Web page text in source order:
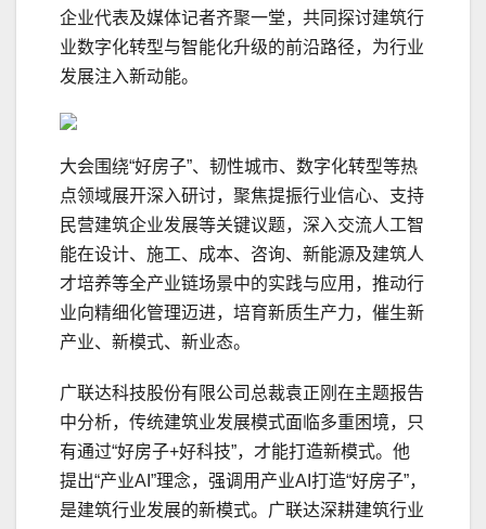
企业代表及媒体记者齐聚一堂，共同探讨建筑行
业数字化转型与智能化升级的前沿路径，为行业
发展注入新动能。
大会围绕“好房子”、韧性城市、数字化转型等热
点领域展开深入研讨，聚焦提振行业信心、支持
民营建筑企业发展等关键议题，深入交流人工智
能在设计、施工、成本、咨询、新能源及建筑人
才培养等全产业链场景中的实践与应用，推动行
业向精细化管理迈进，培育新质生产力，催生新
产业、新模式、新业态。
广联达科技股份有限公司总裁袁正刚在主题报告
中分析，传统建筑业发展模式面临多重困境，只
有通过“好房子+好科技”，才能打造新模式。他
提出“产业AI”理念，强调用产业AI打造“好房子”，
是建筑行业发展的新模式。广联达深耕建筑行业